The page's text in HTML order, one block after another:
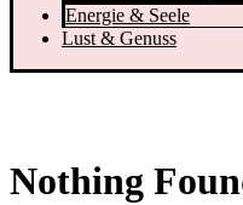
Energie & Seele
Lust & Genuss
Nothing